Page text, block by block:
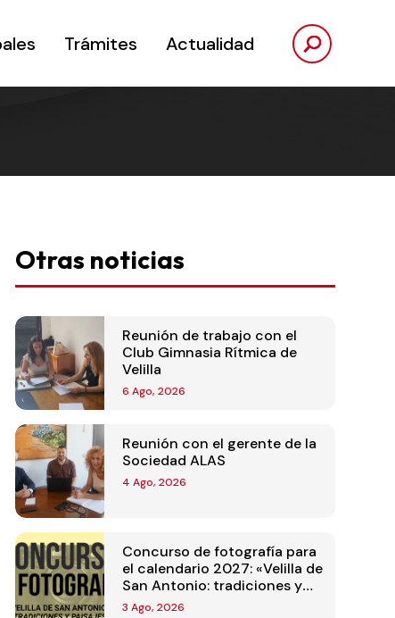
Trámites Actualidad
Otras noticias
Reunión de trabajo con el
Club Gimnasia Rítmica de
Velilla
6 Ago, 2026
Reunión con el gerente de la
Sociedad ALAS
4 Ago, 2026
Concurso de fotografía para
el calendario 2027: «Velilla de
San Antonio: tradiciones y
paisajes»
3 Ago, 2026